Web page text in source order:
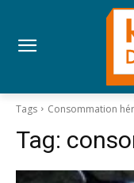
Tags Consommation
Tag: